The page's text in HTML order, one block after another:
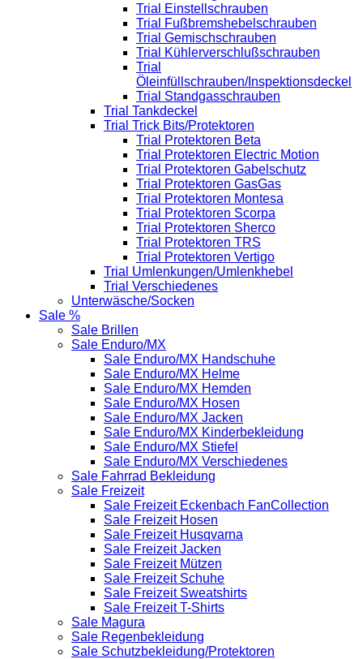
Trial Einstellschrauben
Trial Fußbremshebelschrauben
Trial Gemischschrauben
Trial Kühlerverschlußschrauben
Trial
Öleinfüllschrauben/Inspektionsdeckel
Trial Standgasschrauben
Trial Tankdeckel
Trial Trick Bits/Protektoren
Trial Protektoren Beta
Trial Protektoren Electric Motion
Trial Protektoren Gabelschutz
Trial Protektoren GasGas
Trial Protektoren Montesa
Trial Protektoren Scorpa
Trial Protektoren Sherco
Trial Protektoren TRS
Trial Protektoren Vertigo
Trial Umlenkungen/Umlenkhebel
Trial Verschiedenes
Unterwäsche/Socken
Sale %
Sale Brillen
Sale Enduro/MX
Sale Enduro/MX Handschuhe
Sale Enduro/MX Helme
Sale Enduro/MX Hemden
Sale Enduro/MX Hosen
Sale Enduro/MX Jacken
Sale Enduro/MX Kinderbekleidung
Sale Enduro/MX Stiefel
Sale Enduro/MX Verschiedenes
Sale Fahrrad Bekleidung
Sale Freizeit
Sale Freizeit Eckenbach FanCollection
Sale Freizeit Hosen
Sale Freizeit Husqvarna
Sale Freizeit Jacken
Sale Freizeit Mützen
Sale Freizeit Schuhe
Sale Freizeit Sweatshirts
Sale Freizeit T-Shirts
Sale Magura
Sale Regenbekleidung
Sale Schutzbekleidung/Protektoren